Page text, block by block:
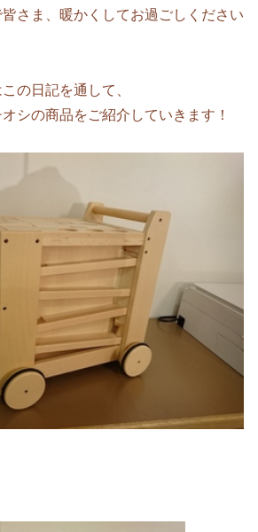
さま、暖かくしてお過ごしください
の日記を通して、
シの商品をご紹介していきます！